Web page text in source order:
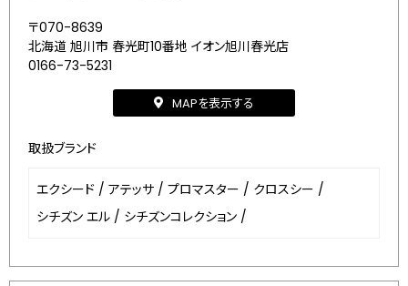
〒070-8639
北海道 旭川市 春光町10番地 イオン旭川春光店
0166-73-5231
MAPを表示する
取扱ブランド
エクシード / アテッサ / プロマスター / クロスシー /
シチズン エル / シチズンコレクション /